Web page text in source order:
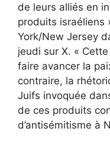
de leurs alliés en
produits israéliens
York/New Jersey
jeudi sur X. «
faire avancer la
contraire, la
Juifs invoquée
de ces produits
d’antisémitisme à